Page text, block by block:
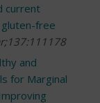
current
free
and
for Marginal